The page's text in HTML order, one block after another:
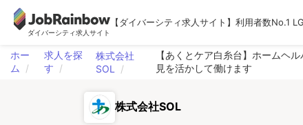
ダイバーシティ求人サイト
【ダイバーシティ求人サイト】利用者数No.1
ホー
ム
求人を探
す
株式会社
SOL
【あくとケア白糸台】ホームヘ
見を活かして働けます
株式会社SOL